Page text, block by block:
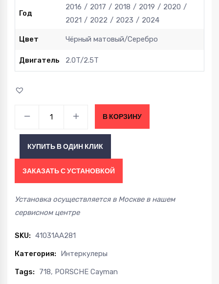
Год
2016 2017 2018 2019
2020
2021
2022 2023 2024
Цвет Чёрный матовый/Серебро
Двигатель 2.0T/2.5T
16+
quantity
В КОРЗИНУ
КУПИТЬ В ОДИН КЛИК
ЗАКАЗАТЬ С УСТАНОВКОЙ
Установка осуществляется в Москве в нашем
сервисном центре
SKU: 41031AA281
Категория: Интеркулеры
Tags: 718, PORSCHE Cayman